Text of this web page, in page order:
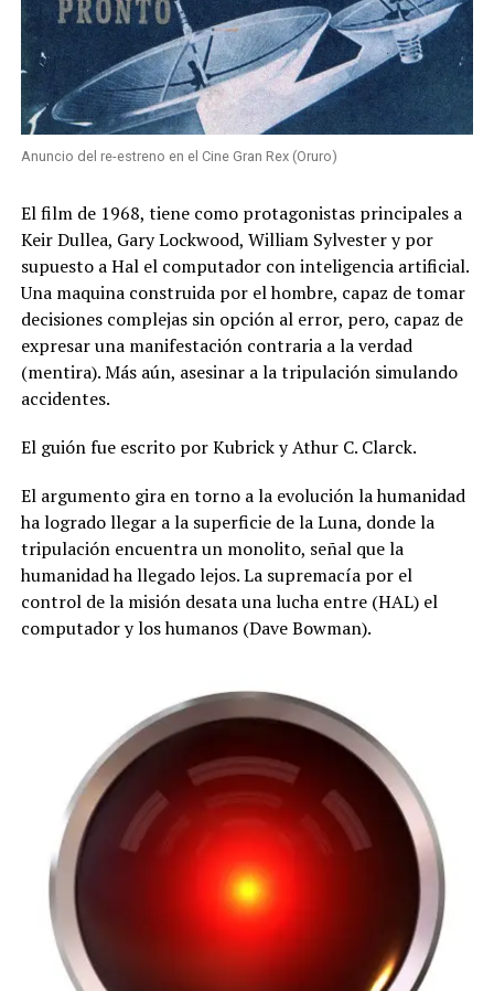
Anuncio del re-estreno en el Cine Gran Rex (Oruro)
El film de 1968, tiene como protagonistas principales a
Keir Dullea, Gary Lockwood, William Sylvester y por
supuesto a Hal el computador con inteligencia artificial.
Una maquina construida por el hombre, capaz de tomar
decisiones complejas sin opción al error, pero, capaz de
expresar una manifestación contraria a la verdad
(mentira). Más aún, asesinar a la tripulación simulando
accidentes.
El guión fue escrito por Kubrick y Athur C. Clarck.
El argumento gira en torno a la evolución la humanidad
ha logrado llegar a la superficie de la Luna, donde la
tripulación encuentra un monolito, señal que la
humanidad ha llegado lejos. La supremacía por el
control de la misión desata una lucha entre (HAL) el
computador y los humanos (Dave Bowman).